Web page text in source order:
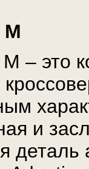
– это
и
деталь